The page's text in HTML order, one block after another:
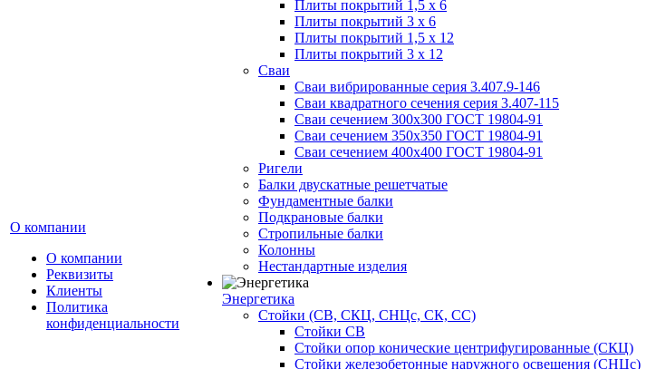
О компании
О компании
Реквизиты
Клиенты
Политика
конфиденциальности
Плиты покрытий 1,5 x 6
Плиты покрытий 3 x 6
Плиты покрытий 1,5 x 12
Плиты покрытий 3 x 12
Сваи
Сваи вибрированные серия 3.407.9-146
Сваи квадратного сечения серия 3.407-115
Сваи сечением 300х300 ГОСТ 19804-91
Сваи сечением 350х350 ГОСТ 19804-91
Сваи сечением 400х400 ГОСТ 19804-91
Ригели
Балки двускатные решетчатые
Фундаментные балки
Подкрановые балки
Стропильные балки
Колонны
Нестандартные изделия
Энергетика
Стойки (СВ, СКЦ, СНЦс, СК, СС)
Стойки СВ
Стойки опор конические центрифугированные (СКЦ)
Стойки железобетонные наружного освещения (СНЦс)